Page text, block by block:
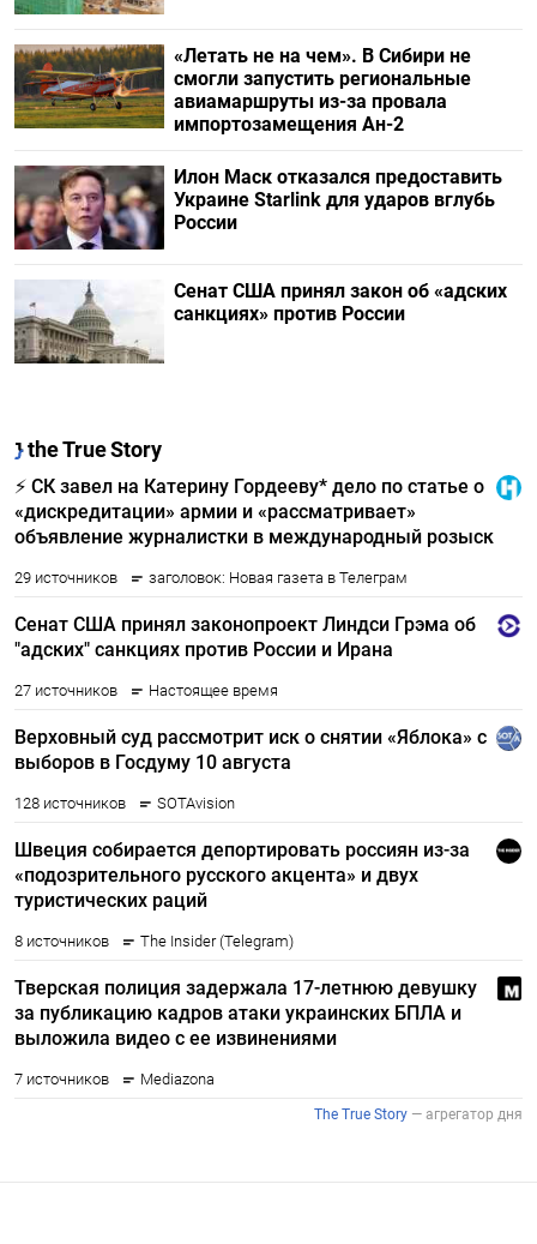
«Летать не на чем». В Сибири не
смогли запустить региональные
авиамаршруты из-за провала
импортозамещения Ан-2
Илон Маск отказался предоставить
Украине Starlink для ударов вглубь
России
Сенат США принял закон об «адских
санкциях» против России